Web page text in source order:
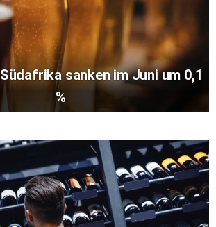
sanken im Juni um 0,1
%